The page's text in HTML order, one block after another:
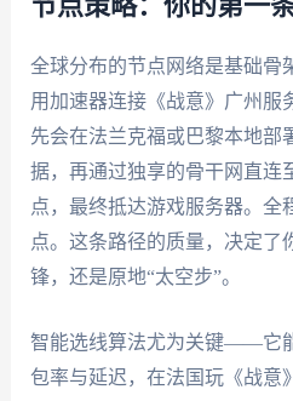
节点策略：你的第一
全球分布的节点网络是基础骨
用加速器连接《战意》广州服
先会在法兰克福或巴黎本地部
据，再通过独享的骨干网直连
点，最终抵达游戏服务器。全
点。这条路径的质量，决定了
锋，还是原地“太空步”。
智能选线算法尤为关键——它
包率与延迟，在法国玩《战意